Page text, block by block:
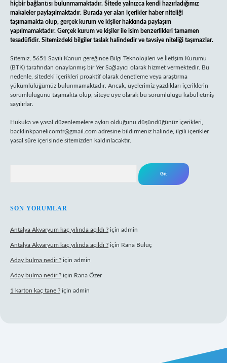
hiçbir bağlantısı bulunmamaktadır. Sitede yalnızca kendi hazırladığımız
makaleler paylaşılmaktadır. Burada yer alan içerikler haber niteliği
taşımamakta olup, gerçek kurum ve kişiler hakkında paylaşım
yapılmamaktadır. Gerçek kurum ve kişiler ile isim benzerlikleri tamamen
tesadüfidir. Sitemizdeki bilgiler taslak halindedir ve tavsiye niteliği taşımazlar.
Sitemiz, 5651 Sayılı Kanun gereğince Bilgi Teknolojileri ve İletişim Kurumu
(BTK) tarafından onaylanmış bir Yer Sağlayıcı olarak hizmet vermektedir. Bu
nedenle, sitedeki içerikleri proaktif olarak denetleme veya araştırma
yükümlülüğümüz bulunmamaktadır. Ancak, üyelerimiz yazdıkları içeriklerin
sorumluluğunu taşımakta olup, siteye üye olarak bu sorumluluğu kabul etmiş
sayılırlar.
Hukuka ve yasal düzenlemelere aykırı olduğunu düşündüğünüz içerikleri,
backlinkpanelicomtr@gmail.com adresine bildirmeniz halinde, ilgili içerikler
yasal süre içerisinde sitemizden kaldırılacaktır.
SON YORUMLAR
Antalya Akvaryum kaç yılında açıldı ? için admin
Antalya Akvaryum kaç yılında açıldı ? için Rana Buluç
Aday bulma nedir ? için admin
Aday bulma nedir ? için Rana Özer
1 karton kaç tane ? için admin